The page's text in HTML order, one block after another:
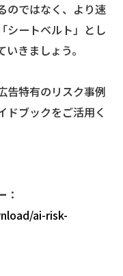
のではなく、より速
シートベルト」とし
きましょう。
告特有のリスク事例
ドブックをご活用く
：
ai-risk-